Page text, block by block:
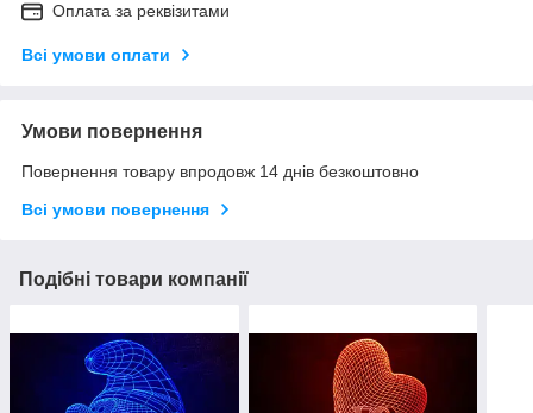
Оплата за реквізитами
Всі умови оплати
Умови повернення
Повернення товару впродовж 14 днів безкоштовно
Всі умови повернення
Подібні товари компанії